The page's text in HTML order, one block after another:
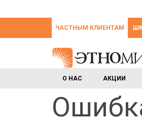
ЧАСТНЫМ КЛИЕНТАМ
О НАС АКЦИИ